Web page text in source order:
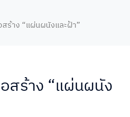
ร้าง “แผ่นผนังและฝ้า”
สร้าง “แผ่นผนัง